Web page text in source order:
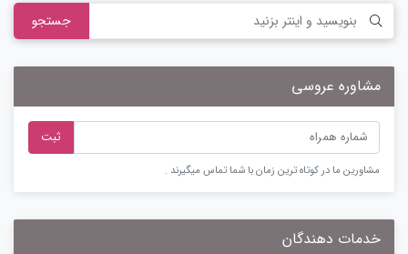
جستجو
مشاوره عروسی
ثبت
مشاورین ما در کوتاه ترین زمان با شما تماس میگیرند .
خدمات دهندگان